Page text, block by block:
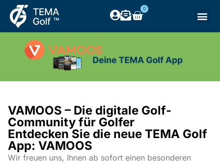
0
VAMOOS – Die digitale Golf-
Community für Golfer
Entdecken Sie die neue TEMA Golf
App: VAMOOS
Wir freuen uns, Ihnen ab sofort einen besonderen